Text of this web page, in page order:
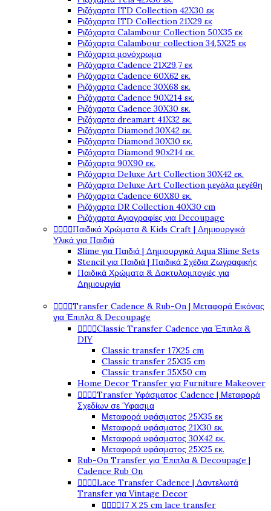
Ριζόχαρτα ITD Collection 42X30 εκ
Ριζόχαρτα ITD Collection 21X29 εκ
Ριζόχαρτα Calambour Collection 50X35 εκ
Ριζόχαρτα Calambour collection 34,5X25 εκ
Ριζόχαρτα μονόχρωμα
Ριζόχαρτα Cadence 21Χ29,7 εκ
Ριζόχαρτα Cadence 60X62 εκ.
Ριζόχαρτα Cadence 30X68 εκ.
Ριζόχαρτα Cadence 90X214 εκ.
Ριζόχαρτα Cadence 30X30 εκ.
Ριζόχαρτα dreamart 41X32 εκ.
Ριζόχαρτα Diamond 30X42 εκ.
Ριζόχαρτα Diamond 30X30 εκ.
Ριζόχαρτα Diamond 90x214 εκ.
Ριζόχαρτα 90X90 εκ.
Ριζόχαρτα Deluxe Art Collection 30X42 εκ.
Ριζόχαρτα Deluxe Art Collection μεγάλα μεγέθη
Ριζόχαρτα Cadence 60X80 εκ.
Ριζόχαρτα DR Collection 40X30 cm
Ριζόχαρτα Αγιογραφίες για Decoupage
Παιδικά Χρώματα & Kids Craft | Δημιουργικά
Υλικά για Παιδιά
Slime για Παιδιά | Δημιουργικά Aqua Slime Sets
Stencil για Παιδιά | Παιδικά Σχέδια Ζωγραφικής
Παιδικά Χρώματα & Δακτυλομπογιές για
Δημιουργία
Transfer Cadence & Rub-On | Μεταφορά Εικόνας
για Έπιπλα & Decoupage
Classic Transfer Cadence για Έπιπλα &
DIY
Classic transfer 17Χ25 cm
Classic transfer 25Χ35 cm
Classic transfer 35Χ50 cm
Home Decor Transfer για Furniture Makeover
Transfer Υφάσματος Cadence | Μεταφορά
Σχεδίων σε Ύφασμα
Μεταφορά υφάσματος 25Χ35 εκ
Μεταφορά υφάσματος 21Χ30 εκ.
Μεταφορά υφάσματος 30Χ42 εκ.
Μεταφορά υφάσματος 25Χ25 εκ.
Rub-On Transfer για Έπιπλα & Decoupage |
Cadence Rub On
Lace Transfer Cadence | Δαντελωτά
Transfer για Vintage Decor
17 Χ 25 cm lace transfer